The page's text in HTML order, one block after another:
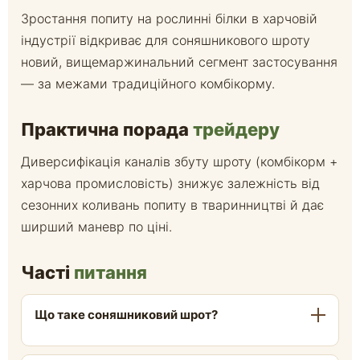
Зростання попиту на рослинні білки в харчовій
індустрії відкриває для соняшникового шроту
новий, вищемаржинальний сегмент застосування
— за межами традиційного комбікорму.
Практична порада трейдеру
Диверсифікація каналів збуту шроту (комбікорм +
харчова промисловість) знижує залежність від
сезонних коливань попиту в тваринництві й дає
ширший маневр по ціні.
Часті питання
Що таке соняшниковий шрот?
Це побічний продукт, що залишається від